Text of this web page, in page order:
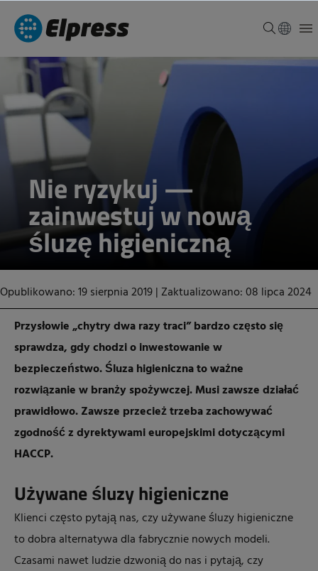
Nie ryzykuj —
zainwestuj w nową
śluzę higieniczną
Opublikowano: 19 sierpnia 2019| Zaktualizowano: 08 lipca 2024
Przysłowie „chytry dwa razy traci” bardzo często się
sprawdza, gdy chodzi o inwestowanie w
bezpieczeństwo. Śluza higieniczna to ważne
rozwiązanie w branży spożywczej. Musi zawsze działać
prawidłowo. Zawsze przecież trzeba zachowywać
zgodność z dyrektywami europejskimi dotyczącymi
HACCP.
Używane śluzy higieniczne
Klienci często pytają nas, czy używane śluzy higieniczne
to dobra alternatywa dla fabrycznie nowych modeli.
Czasami nawet ludzie dzwonią do nas i pytają, czy